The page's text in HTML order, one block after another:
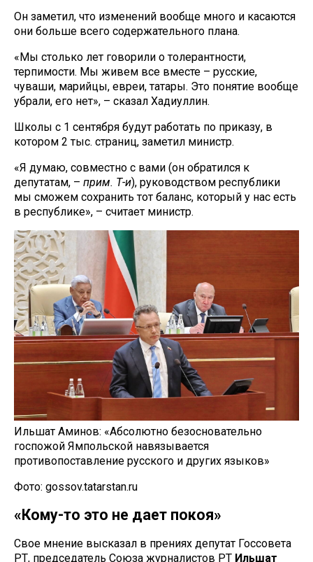
Он заметил, что изменений вообще много и касаются
они больше всего содержательного плана.
«Мы столько лет говорили о толерантности,
терпимости. Мы живем все вместе – русские,
чуваши, марийцы, евреи, татары. Это понятие вообще
убрали, его нет», – сказал Хадиуллин.
Школы с 1 сентября будут работать по приказу, в
котором 2 тыс. страниц, заметил министр.
«Я думаю, совместно с вами (он обратился к
депутатам, – прим. Т-и), руководством республики
мы сможем сохранить тот баланс, который у нас есть
в республике», – считает министр.
Ильшат Аминов: «Абсолютно безосновательно
госпожой Ямпольской навязывается
противопоставление русского и других языков»
Фото: gossov.tatarstan.ru
«Кому-то это не дает покоя»
Свое мнение высказал в прениях депутат Госсовета
РТ, председатель Союза журналистов РТ Ильшат